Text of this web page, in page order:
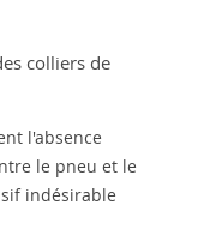
colliers de
l'absence
le pneu et le
indésirable